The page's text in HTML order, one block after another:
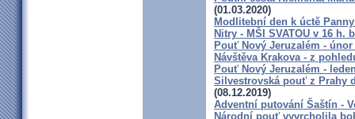
(01.03.2020)
Modlitební den k úctě
Nitry - MŠI SVATOU v 16 h.
Pouť Nový Jeruzalém - únor
Návštěva Krakova - z
Pouť Nový Jeruzalém -
Silvestrovská pouť z Prahy
(08.12.2019)
Adventní putování Šaštín -
Národní pouť vyvrcholila